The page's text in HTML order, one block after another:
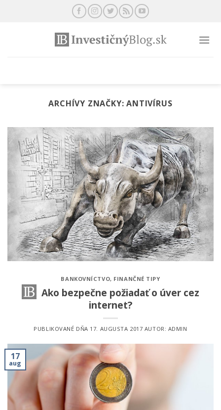
ARCHÍVY ZNAČKY:ANTIVÍRUS
BANKOVNÍCTVO, FINANČNÉ TIPY
Ako bezpečne požiadať o úver cez
internet?
PUBLIKOVANÉ DŇA 17. AUGUSTA 2017 AUTOR: ADMIN
17
aug